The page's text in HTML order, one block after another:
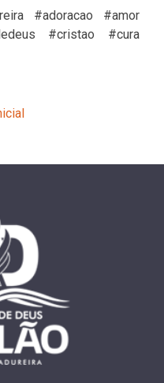
#adoracao #amor
#cristao #cura